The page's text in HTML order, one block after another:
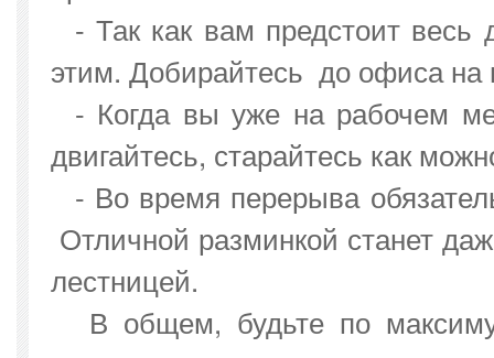
- Так как вам предстоит весь
этим. Добирайтесь до офиса
- Когда вы уже на рабочем
двигайтесь, старайтесь как
- Во время перерыва
Отличной разминкой станет
лестницей.
В общем, будьте по